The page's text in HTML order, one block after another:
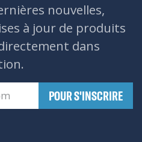
nouvelles,
à jour de produits
dans
​POUR S'INSCRIRE